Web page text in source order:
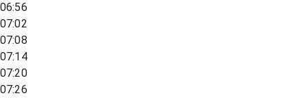
06:56
07:02
07:08
07:14
07:20
07:26